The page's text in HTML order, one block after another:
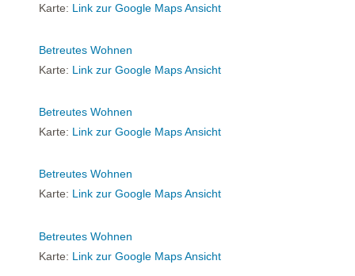
Karte: Link zur Google Maps Ansicht
Betreutes Wohnen
Karte: Link zur Google Maps Ansicht
Betreutes Wohnen
Karte: Link zur Google Maps Ansicht
Betreutes Wohnen
Karte: Link zur Google Maps Ansicht
Betreutes Wohnen
Karte: Link zur Google Maps Ansicht